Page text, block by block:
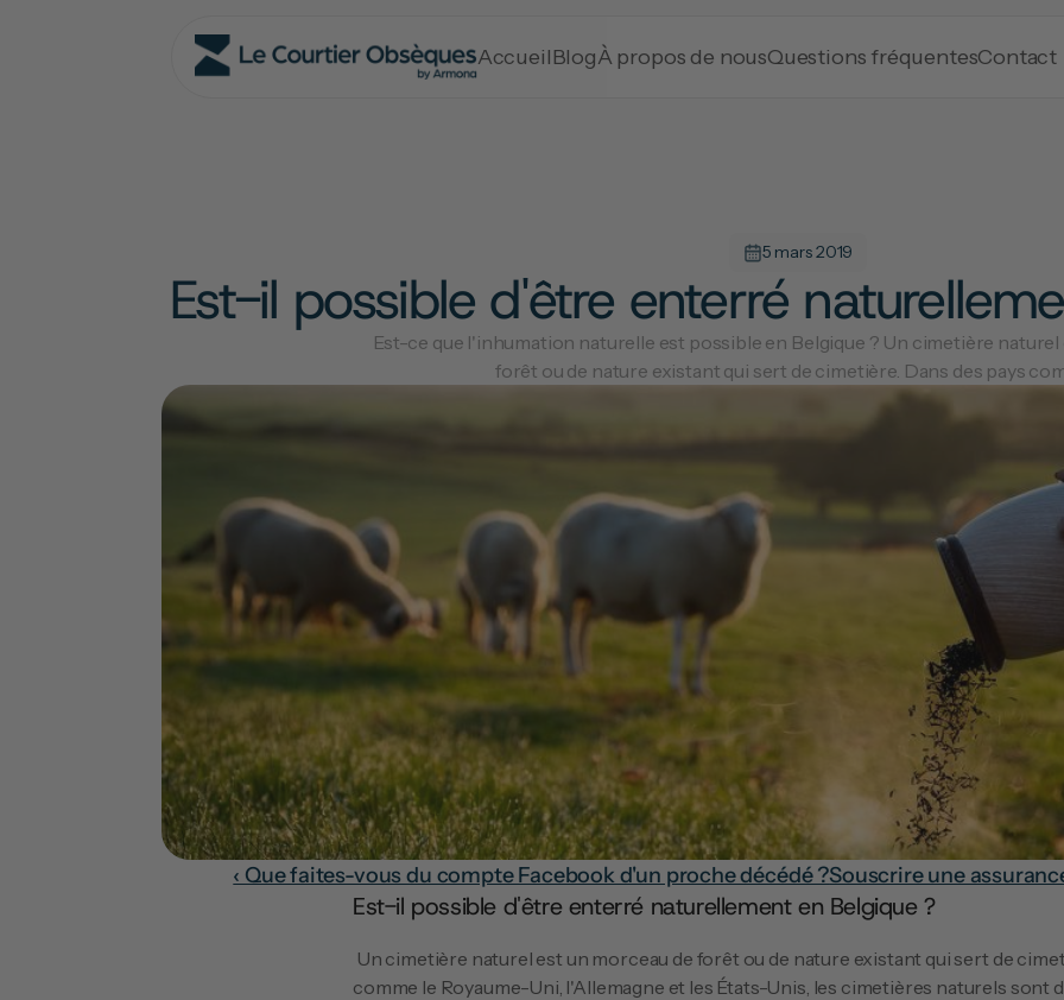
AccueilBlogÀ propos de nousQuestions fréquentesContact
5 mars 2019
Est-il possible d'être enterré
Est-ce que l'inhumation naturelle est possible en Belgique ? Un cimetière naturel
forêt ou de nature existant qui sert de cimetière. Dans des pays
‹ Que faites-vous du compte Facebook d'un proche décédé ?Souscrire une
Est-il possible d'être enterré naturellement en Belgique ?
comme le Royaume-Uni, l'Allemagne et les États-Unis, les cimetières naturels sont